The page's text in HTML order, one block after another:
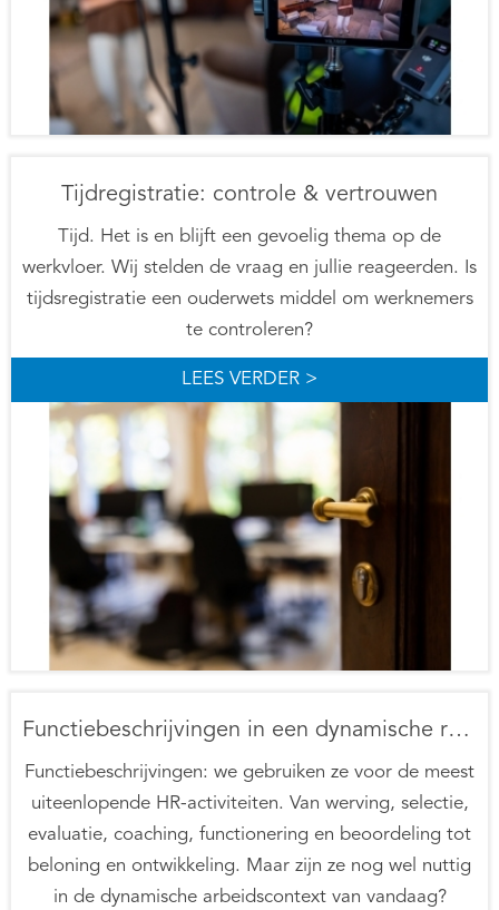
Tijdregistratie: controle & vertrouwen
Tijd. Het is en blijft een gevoelig thema op de
werkvloer. Wij stelden de vraag en jullie reageerden. Is
tijdsregistratie een ouderwets middel om werknemers
te controleren?
LEES VERDER >
Functiebeschrijvingen in een dynamische realiteit
Functiebeschrijvingen: we gebruiken ze voor de meest
uiteenlopende HR-activiteiten. Van werving, selectie,
evaluatie, coaching, functionering en beoordeling tot
beloning en ontwikkeling. Maar zijn ze nog wel nuttig
in de dynamische arbeidscontext van vandaag?